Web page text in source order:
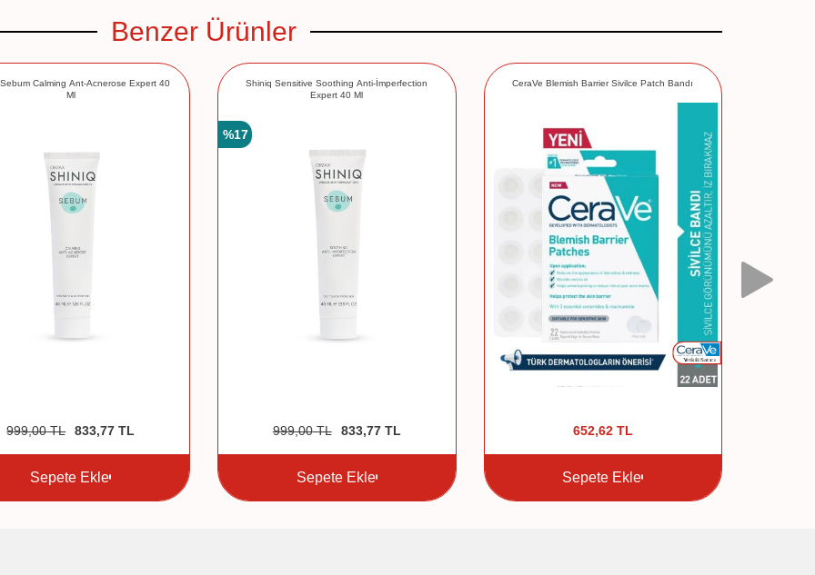
Benzer Ürünler
Calming Ant-Acnerose Expert 40
Ml
999,00TL 833,77 TL
Sepete Ekle
Shiniq Sensitive Soothing Anti-İmperfection
Expert 40 Ml
%17
999,00TL 833,77TL
Sepete Ekle
CeraVe Blemish Barrier Sivilce Patch Bandı
652,62TL
Sepete Ekle